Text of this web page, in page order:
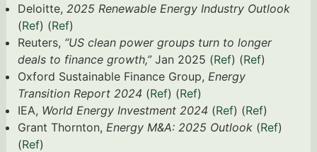
Deloitte, 2025 Renewable Energy Industry Outlook
(Ref) (Ref)
Reuters, “US clean power groups turn to longer
deals to finance growth,”Jan 2025 (Ref) (Ref)
Oxford Sustainable Finance Group, Energy
Transition Report 2024 (Ref) (Ref)
IEA, World Energy Investment 2024 (Ref) (Ref)
Grant Thornton, Energy M&A: 2025 Outlook(Ref)
(Ref)